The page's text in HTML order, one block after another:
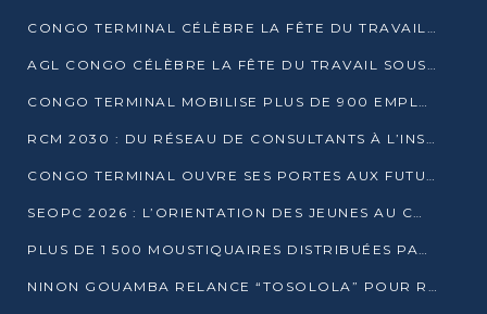
CONGO TERMINAL CÉLÈBRE LA FÊTE DU TRAVAIL AVEC SES COLLABORATEURS À POINTE-NOIRE
AGL CONGO CÉLÈBRE LA FÊTE DU TRAVAIL SOUS LE SIGNE DE LA COHÉSION
CONGO TERMINAL MOBILISE PLUS DE 900 EMPLOYÉS AUTOUR DE LA SÉCURITÉ AU TRAVAIL
RCM 2030 : DU RÉSEAU DE CONSULTANTS À L’INSTRUMENT DE PUISSANCE EN AFRIQUE FRANCOPHONE
CONGO TERMINAL OUVRE SES PORTES AUX FUTURS INGÉNIEURS AU FORUM DES MÉTIERS D’UCAC-ICAM
SEOPC 2026 : L’ORIENTATION DES JEUNES AU CŒUR DE LA DEUXIÈME ÉDITION
PLUS DE 1 500 MOUSTIQUAIRES DISTRIBUÉES PAR AGL ET CONGO TERMINAL DANS LA LUTTE CONTRE LE PALUDISME
NINON GOUAMBA RELANCE “TOSOLOLA” POUR RENFORCER LE DIALOGUE AVEC LES CITOYENS